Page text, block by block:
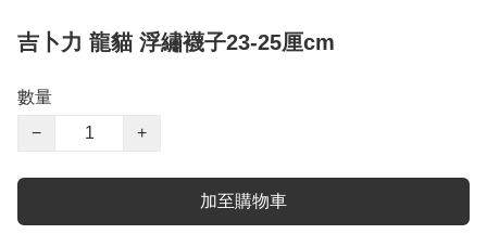
吉卜力 龍貓 浮繡襪子23-25厘cm
數量
−
+
加至購物車